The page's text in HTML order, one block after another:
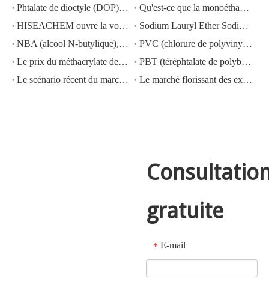
Phtalate de dioctyle (DOP) N° CAS : 117-81-7
Qu'est-ce que la monoéthanolamine (MEA) ?
HISEACHEM ouvre la voie : succès récent dans l'exportation d'acide acétique, d'acide oxalique, d'acide sulfurique, d'acide nitrique, de soude caustique, d'alcali liquide et de métabisulfite de sodium depuis la Chine
Sodium Lauryl Ether Sodium Lauryl Ether Sulfate(sles70%/aes 70%) CAS NO.: 68585-34-2sles70%/aes 70%) CAS NO.: 68585-34-2
NBA (alcool N-butylique), N° CAS : 71-36-3, connaissance de l'industrie
PVC (chlorure de polyvinyle) N° CAS : 9002-86-2
Le prix du méthacrylate de méthyle MMA CAS 80-62-6 diminue fortement
PBT (téréphtalate de polybutylène) CAS NO.26062-94-2
Le scénario récent du marché de l'acide sulfurique en Chine : une année en revue
Le marché florissant des exportations d'hydroxyde de potassium, d'hydroxyde de sodium et de peroxyde d'hydrogène depuis la Chine : un examen de l'année écoulée
gratuite
* E-mail